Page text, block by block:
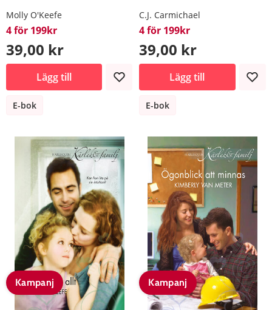
Molly O'Keefe
4 för 199kr
39,00 kr
Lägg till
E-bok
C.J. Carmichael
4 för 199kr
39,00 kr
Lägg till
E-bok
Kampanj Kampanj